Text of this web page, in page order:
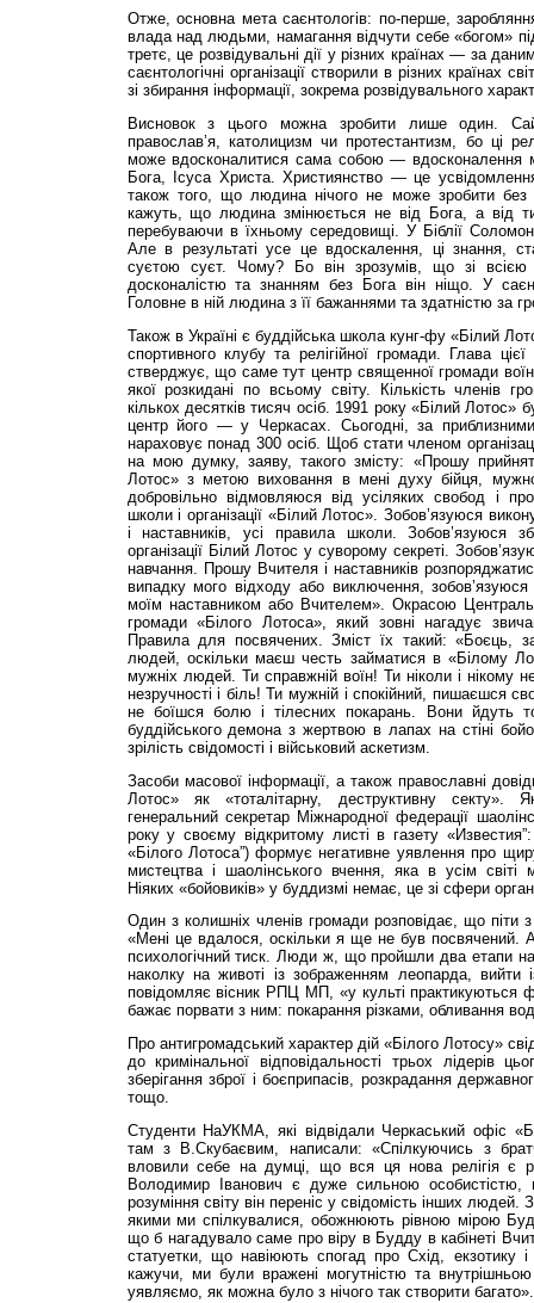
Отже, основна мета саєнтологів: по-перше,
влада над людьми, намагання відчути себе «богом»
третє, це розвідувальні дії у різних країнах — за
саєнтологічні організації створили в різних країнах
зі збирання інформації, зокрема розвідувального
Висновок з цього можна зробити лише один.
православ’я, католицизм чи протестантизм, бо ці
може вдосконалитися сама собою — вдосконалення
Бога, Ісуса Христа. Християнство — це
також того, що людина нічого не може зробити без
кажуть, що людина змінюється не від Бога, а від
перебуваючи в їхньому середовищі. У Біблії
Але в результаті усе це вдоскалення, ці знання,
суєтою суєт. Чому? Бо він зрозумів, що зі
досконалістю та знанням без Бога він ніщо. У
Головне в ній людина з її бажаннями та здатністю за
Також в Україні є буддійська школа кунг-фу «Білий
спортивного клубу та релігійної громади. Глава
стверджує, що саме тут центр священної громади
якої розкидані по всьому світу. Кількість членів
кількох десятків тисяч осіб. 1991 року «Білий Лотос»
центр його — у Черкасах. Сьогодні, за
нараховує понад 300 осіб. Щоб стати членом
на мою думку, заяву, такого змісту: «Прошу
Лотос» з метою виховання в мені духу бійця,
добровільно відмовляюся від усіляких свобод і
школи і організації «Білий Лотос». Зобов’язуюся
і наставників, усі правила школи. Зобов’язуюся
організації Білий Лотос у суворому секреті.
навчання. Прошу Вчителя і наставників
випадку мого відходу або виключення,
моїм наставником або Вчителем». Окрасою
громади «Білого Лотоса», який зовні нагадує
Правила для посвячених. Зміст їх такий: «Боєць,
людей, оскільки маєш честь займатися в «Білому
мужніх людей. Ти справжній воїн! Ти ніколи і нікому
незручності і біль! Ти мужній і спокійний, пишаєшся
не боїшся болю і тілесних покарань. Вони йдуть
буддійського демона з жертвою в лапах на стіні
зрілість свідомості і військовий аскетизм.
Засоби масової інформації, а також православні
Лотос» як «тоталітарну, деструктивну секту».
генеральний секретар Міжнародної федерації
року у своєму відкритому листі в газету
«Білого Лотоса”) формує негативне уявлення про
мистецтва і шаолінського вчення, яка в усім
Ніяких «бойовиків» у буддизмі немає, це зі сфери
Один з колишніх членів громади розповідає, що піти
«Мені це вдалося, оскільки я ще не був посвячений.
психологічний тиск. Люди ж, що пройшли два етапи
наколку на животі із зображенням леопарда,
повідомляє вісник РПЦ МП, «у культі практикуються
бажає порвати з ним: покарання різками, обливання
Про антигромадський характер дій «Білого Лотосу»
до кримінальної відповідальності трьох лідерів
зберігання зброї і боєприпасів, розкрадання
тощо.
Студенти НаУКМА, які відвідали Черкаський офіс
там з В.Скубаєвим, написали: «Спілкуючись з
вловили себе на думці, що вся ця нова релігія є
Володимир Іванович є дуже сильною
розуміння світу він переніс у свідомість інших людей.
якими ми спілкувалися, обожнюють рівною мірою
що б нагадувало саме про віру в Будду в кабінеті
статуетки, що навіюють спогад про Схід, екзотику
кажучи, ми були вражені могутністю та
уявляємо, як можна було з нічого так створити багато».